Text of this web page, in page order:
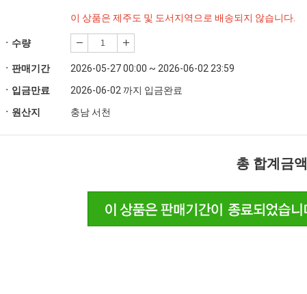
이 상품은 제주도 및 도서지역으로 배송되지 않습니다.
ㆍ수량
ㆍ판매기간
2026-05-27 00:00 ~ 2026-06-02 23:59
ㆍ입금만료
2026-06-02 까지 입금완료
ㆍ원산지
충남 서천
총 합계금액